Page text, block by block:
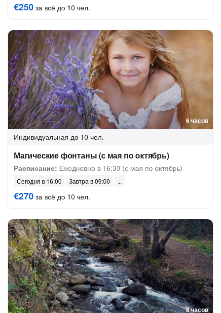
€250 за всё до 10 чел.
6 часов
Индивидуальная до 10 чел.
Магические фонтаны (с мая по октябрь)
Расписание: Ежедневно в 16:30 (с мая по октябрь)
Сегодня в 16:00 Завтра в 09:00
€270 за всё до 10 чел.
8 часов